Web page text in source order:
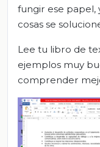
fungir ese papel,
cosas se
Lee tu libro de
ejemplos muy
comprender